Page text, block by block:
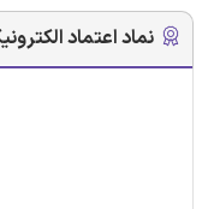
نماد اعتماد